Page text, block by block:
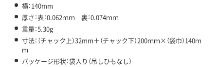
横：140mm
厚さ：表：0.062ｍｍ 裏：0.074ｍｍ
重量：5.30g
寸法：（チャック上）32mm＋（チャック下）200ｍｍ×（袋巾）140ｍ
ｍ
パッケージ形状：袋入り（吊しひもなし）